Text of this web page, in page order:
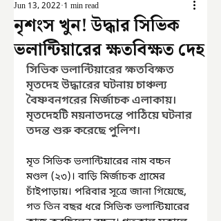
নৃশংস খুন! উদ্ধার সিভিক
ভলান্টিয়ারের ক্ষতবিক্ষত দেহ
Jun 13, 2022 1 min read
সিভিক ভলান্টিয়ারের ক্ষতবিক্ষত
মৃতদেহ উদ্ধারের ঘটনায় চাঞ্চল্য
বৈষ্ণবনগরের মির্জাচক এলাকায়।
মৃতদেহটি ময়নাতদন্তে পাঠিয়ে ঘটনার
তদন্ত শুরু করেছে পুলিশ।
মৃত সিভিক ভলান্টিয়ারের নাম বচ্চন
মণ্ডল (২৩)। বাড়ি মির্জাচক গ্রামের
চাঁইপাড়ায়। পরিবার সূত্রে জানা গিয়েছে,
গত তিন বছর ধরে সিভিক ভলান্টিয়ারের